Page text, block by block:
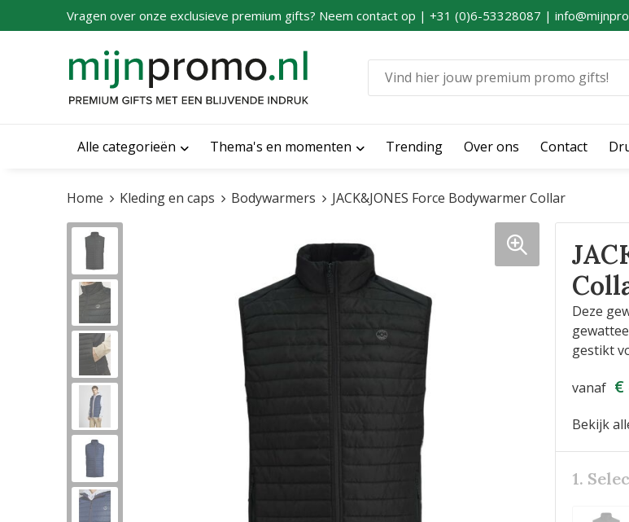
Vragen over onze exclusieve premium gifts? Neem contact op | +31 (0)6-53328087 |
Alle categorieën Thema's en momenten Trending Over ons Contact
Home Kleding en caps Bodywarmers JACK&JONES Force Bodywarmer Collar
Deze
gestikt
vanaf €
Bekijk
1.